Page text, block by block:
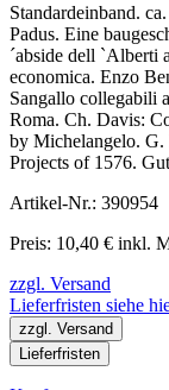
Standardeinband.
Padus. Eine
´abside dell `Alberti
economica. Enzo
Sangallo collegabili
Roma. Ch. Davis:
by Michelangelo.
Projects of 1576.
Artikel-Nr.: 390954
Preis: 10,40 € inkl.
zzgl. Versand
Lieferfristen siehe
zzgl. Versand
Lieferfristen